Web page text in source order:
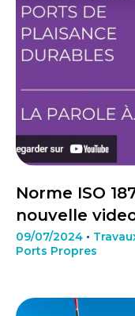
Norme ISO
nouvelle
09/07/2024 •
Ports Propres